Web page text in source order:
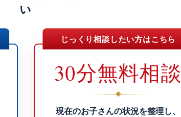
い
じっくり相談したい方はこちら
30分無料相談
現在のお子さんの状況を整理し、